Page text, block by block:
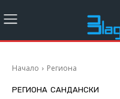
Начало Региона
РЕГИОНА САНДАНСКИ